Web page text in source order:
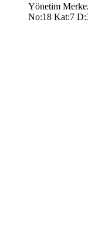
Yönetim
No:18 Kat:7